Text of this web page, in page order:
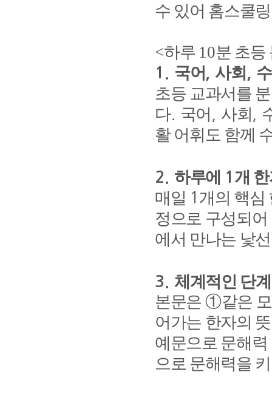
수 있어 홈스쿨
<하루 10분 초
1. 국어 사회
초등 교과서를
다. 국어 사회
활 어휘도 함께
2. 하루에 1 개
매일 1 개의 핵심
정으로 구성되
에서 만나는 낯
3. 체계적인 단
본문은 ①같은
어가는 한자의
예문으로 문해
으로 문해력을